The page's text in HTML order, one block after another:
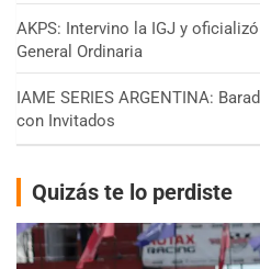
AKPS: Intervino la IGJ y
General Ordinaria
IAME SERIES ARGENTINA:
con Invitados
Quizás te lo perdiste